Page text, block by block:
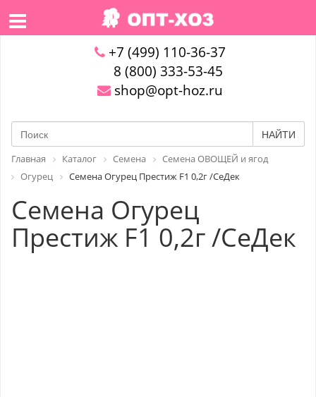
+7 (499) 110-36-37
8 (800) 333-53-45
shop@opt-hoz.ru
НАЙТИ
Главная Каталог Семена
Семена ОВОЩЕЙ и ягод
Огурец
Семена Огурец Престиж F1 0,2г /СеДек
Семена Огурец
Престиж F1 0,2г /СеДек